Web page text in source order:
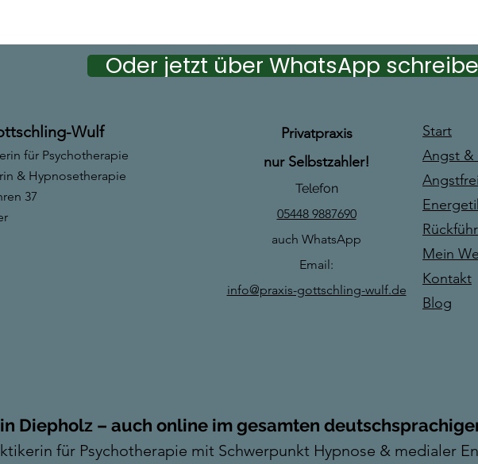
Oder jetzt über WhatsApp
Wulf
für Psychotherapie
& Hypnosetherapie
37
Privatpraxis
nur Selbstzahler!
Telefon
05448 9887690
auch WhatsApp
Email:
info@praxis-gottschling-wulf.de
Start
Angst &
Mein
Kontakt
Blog
Diepholz – auch online im gesamten
für Psychotherapie mit Schwerpunkt Hypnose & medialer